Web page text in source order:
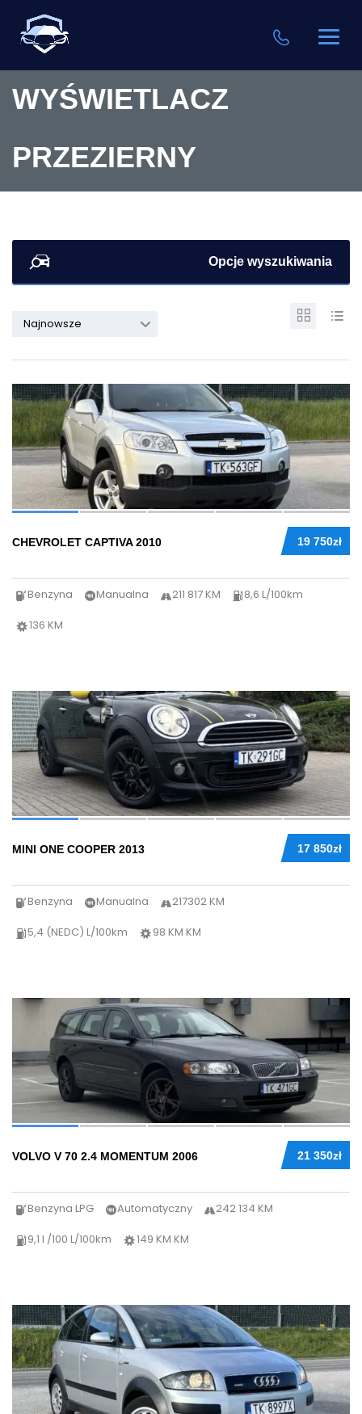
WYŚWIETLACZ
PRZEZIERNY
Opcje wyszukiwania
Najnowsze
45
19 750zł
CHEVROLET CAPTIVA 2010
Benzyna Manualna 211 817 KM
8,6 L/100km
136 KM
37
17 850zł
MINI ONE COOPER 2013
Benzyna Manualna
217302 KM
5,4 (NEDC) L/100km
98 KM KM
21 350zł
VOLVO V 70 2.4 MOMENTUM 2006
Benzyna LPG Automatyczny
242 134 KM
9,1 l /100 L/100km
149 KM KM
37